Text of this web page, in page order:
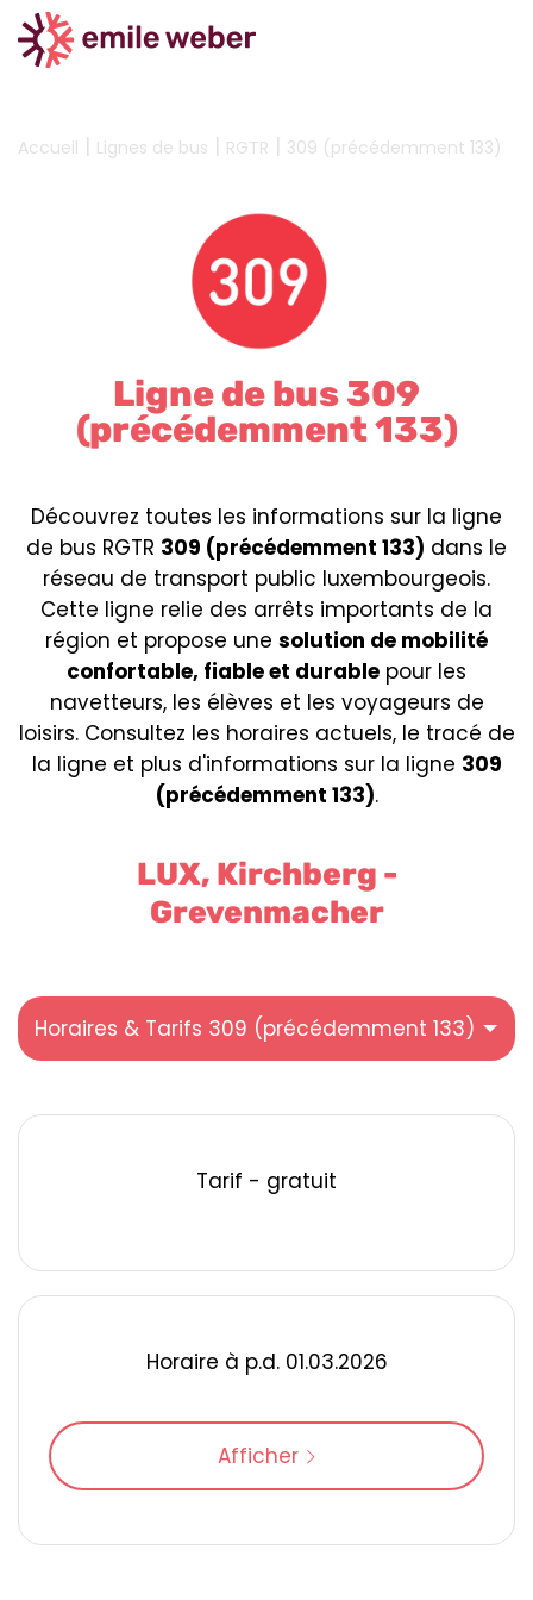
Accueil | Lignes de bus | RGTR | 309 (précédemment 133)
Ligne de bus 309
(précédemment 133)
Découvrez toutes les informations sur la ligne
de bus RGTR 309 (précédemment 133) dans le
réseau de transport public luxembourgeois.
Cette ligne relie des arrêts importants de la
région et propose une solution de mobilité
confortable, fiable et durable pour les
navetteurs, les élèves et les voyageurs de
loisirs. Consultez les horaires actuels, le tracé de
la ligne et plus d'informations sur la ligne 309
(précédemment 133).
LUX, Kirchberg -
Grevenmacher
Horaires & Tarifs 309 (précédemment 133)
Tarif - gratuit
Horaire à p.d. 01.03.2026
Afficher